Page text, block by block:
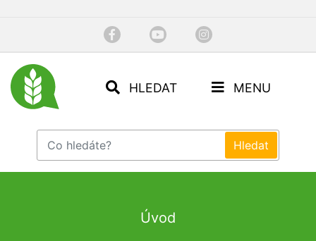
HLEDAT MENU
Úvod